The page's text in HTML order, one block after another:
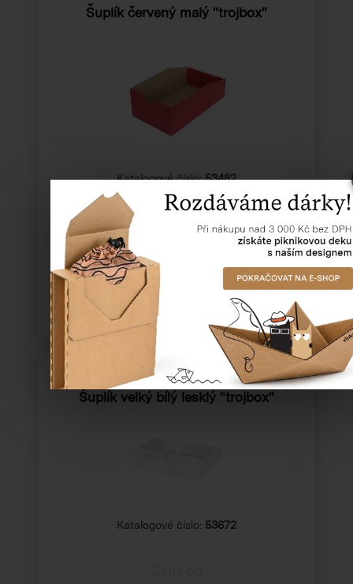
Šuplík červený malý "trojbox"
Katalogové číslo:53482
Cena od
Šuplík velký bílý lesklý "trojbox"
Katalogové číslo: 53672